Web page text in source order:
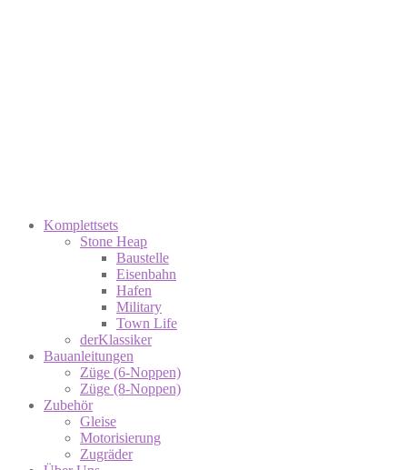
Komplettsets
Stone Heap
Baustelle
Eisenbahn
Hafen
Military
Town Life
derKlassiker
Bauanleitungen
Züge (6-Noppen)
Züge (8-Noppen)
Zubehör
Gleise
Motorisierung
Zugräder